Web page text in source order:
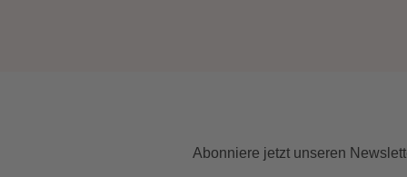
Abonniere jetzt unseren